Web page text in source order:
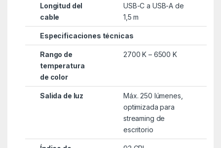
Longitud del
cable
USB-C a USB-A de
1,5 m
Especificaciones técnicas
Rango de
temperatura
de color
2700 K – 6500 K
Salida de luz
Máx. 250 lúmenes,
optimizada para
streaming de
escritorio